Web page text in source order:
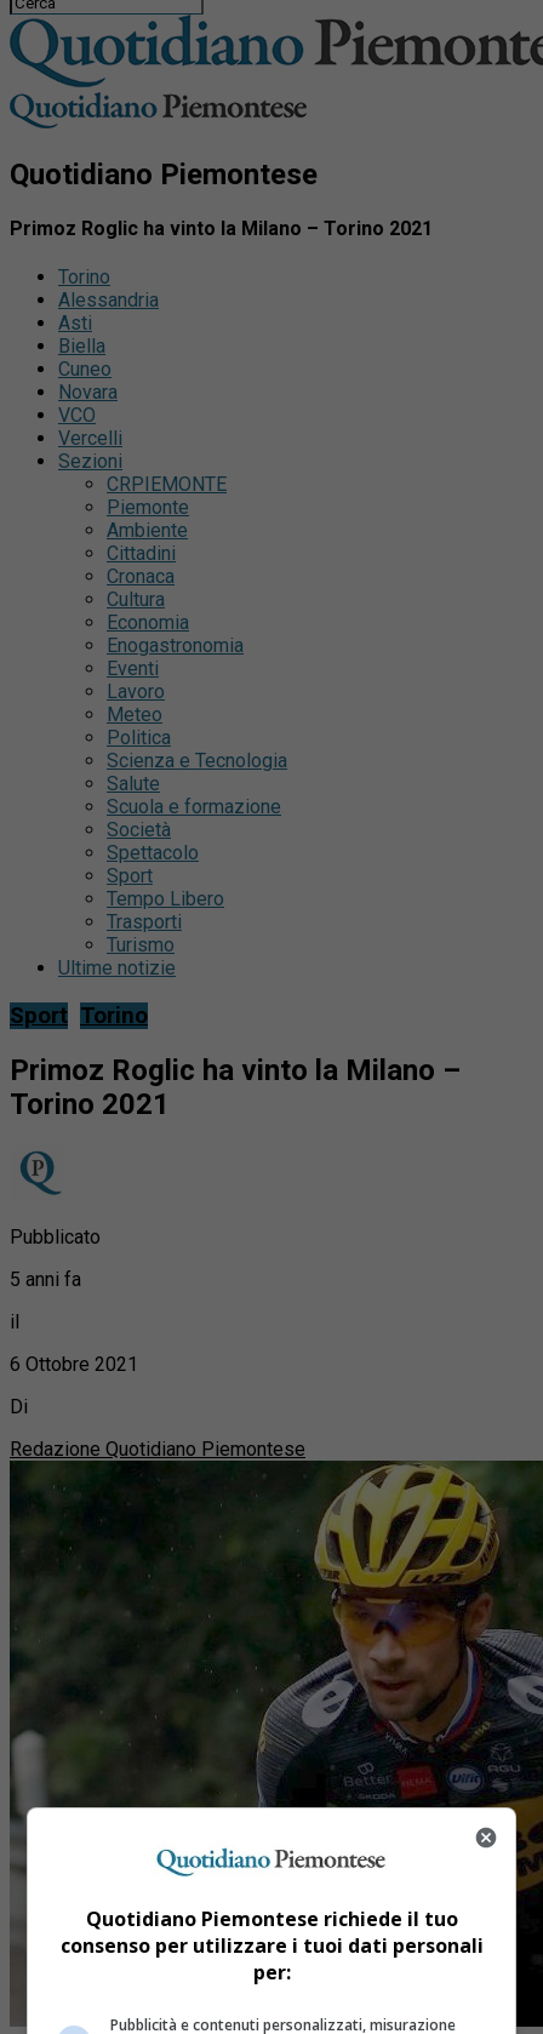
Quotidiano Piemontese
Primoz Roglic ha vinto la Milano – Torino 2021
Torino
Alessandria
Asti
Biella
Cuneo
Novara
VCO
Vercelli
Sezioni
CRPIEMONTE
Piemonte
Ambiente
Cittadini
Cronaca
Cultura
Economia
Enogastronomia
Eventi
Lavoro
Meteo
Politica
Scienza e Tecnologia
Salute
Scuola e formazione
Società
Spettacolo
Sport
Tempo Libero
Trasporti
Turismo
Ultime notizie
Sport Torino
Primoz Roglic ha vinto la Milano –
Torino 2021
Pubblicato
5 anni fa
il
6 Ottobre 2021
Di
Redazione Quotidiano Piemontese
Quotidiano Piemontese richiede il tuo
consenso per utilizzare i tuoi dati personali
per:
Pubblicità e contenuti personalizzati, misurazione